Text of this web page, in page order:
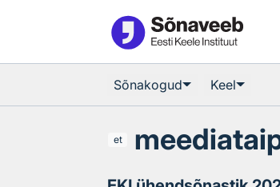
Sõnakogud Keel
et